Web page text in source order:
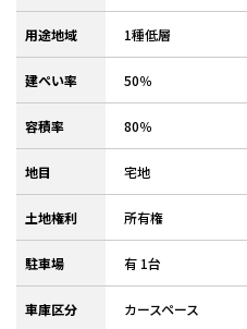
用途地域 1種低層
建ぺい率 50％
容積率 80％
地目 宅地
土地権利 所有権
駐車場 有 1台
車庫区分 カースペース